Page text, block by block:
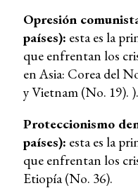
Opresión
países): esta es la
que enfrentan los
en Asia: Corea del
y Vietnam (No. 19). ).
Proteccionismo
países): esta es la
que enfrentan los
Etiopía (No. 36).